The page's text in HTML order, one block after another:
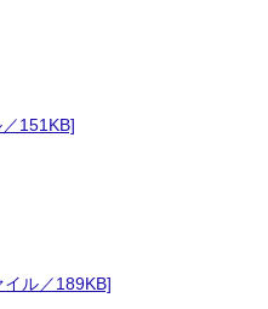
151KB]
ル／189KB]